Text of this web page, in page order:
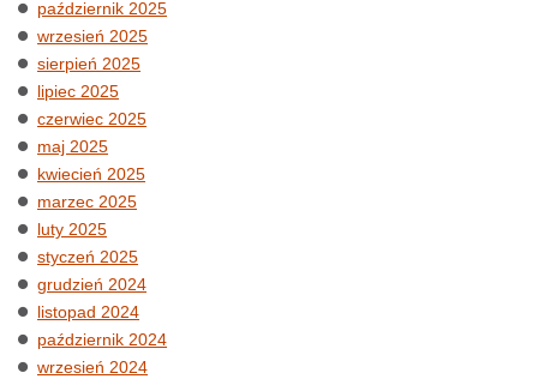
październik 2025
wrzesień 2025
sierpień 2025
lipiec 2025
czerwiec 2025
maj 2025
kwiecień 2025
marzec 2025
luty 2025
styczeń 2025
grudzień 2024
listopad 2024
październik 2024
wrzesień 2024